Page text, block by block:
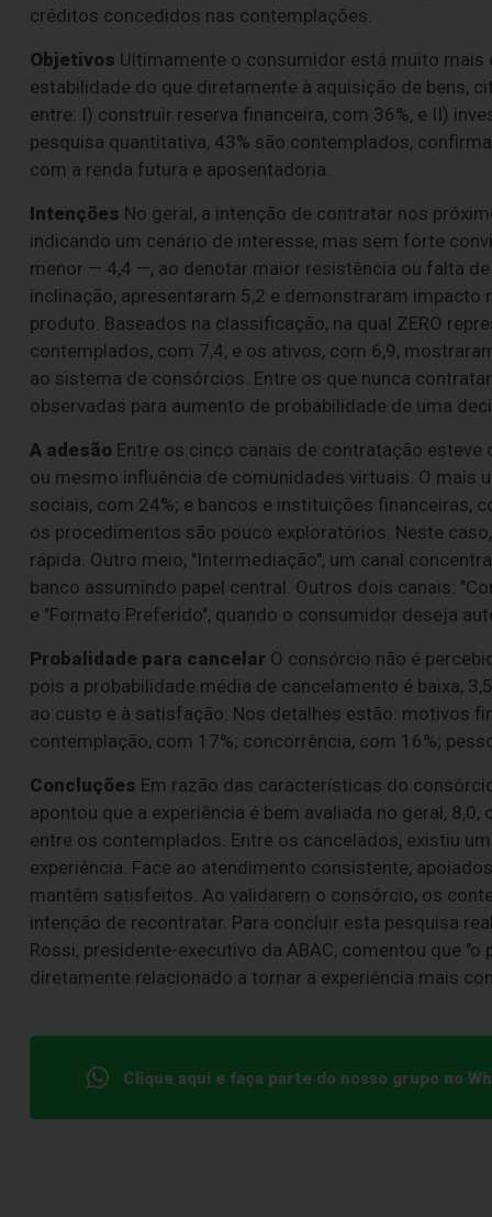
créditos concedidos nas contemplações.
Objetivos Ultimamente o consumidor está muito
estabilidade do que diretamente à aquisição de bens,
entre: I) construir reserva financeira, com 36%, e II)
pesquisa quantitativa, 43% são contemplados,
com a renda futura e aposentadoria.
Intenções No geral, a intenção de contratar nos
indicando um cenário de interesse, mas sem forte
menor — 4,4 —, ao denotar maior resistência ou falta
inclinação, apresentaram 5,2 e demonstraram
produto. Baseados na classificação, na qual ZERO
contemplados, com 7,4, e os ativos, com 6,9,
ao sistema de consórcios. Entre os que nunca
observadas para aumento de probabilidade de uma
A adesão Entre os cinco canais de contratação
ou mesmo influência de comunidades virtuais. O
sociais, com 24%; e bancos e instituições financeiras,
os procedimentos são pouco exploratórios. Neste
rápida. Outro meio, "Intermediação", um canal
banco assumindo papel central. Outros dois canais:
e "Formato Preferido", quando o consumidor deseja
Probalidade para cancelar O consórcio não é
pois a probabilidade média de cancelamento é baixa,
ao custo e à satisfação. Nos detalhes estão: motivos
contemplação, com 17%; concorrência, com 16%;
Concluções Em razão das características do
apontou que a experiência é bem avaliada no geral,
entre os contemplados. Entre os cancelados, existiu
experiência. Face ao atendimento consistente,
mantêm satisfeitos. Ao validarem o consórcio, os
intenção de recontratar. Para concluir esta pesquisa
Rossi, presidente-executivo da ABAC, comentou que
diretamente relacionado a tornar a experiência mais
Clique aqui e faça parte do nosso grupo no